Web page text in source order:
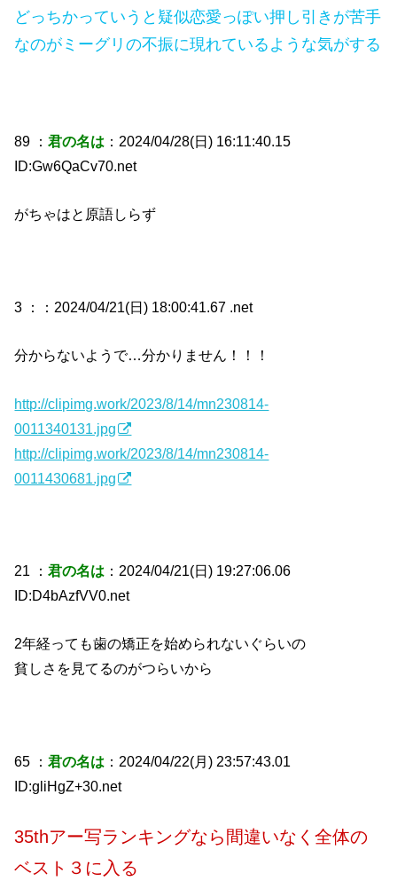
どっちかっていうと疑似恋愛っぽい押し引きが苦手
なのがミーグリの不振に現れているような気がする
89 ：君の名は ：2024/04/28(日) 16:11:40.15
ID:Gw6QaCv70.net
がちゃはと原語しらず
3 ： ：2024/04/21(日) 18:00:41.67 .net
分からないようで…分かりません！！！
http://clipimg.work/2023/8/14/mn230814-
0011340131.jpg
http://clipimg.work/2023/8/14/mn230814-
0011430681.jpg
21 ：君の名は ：2024/04/21(日) 19:27:06.06
ID:D4bAzfVV0.net
2年経っても歯の矯正を始められないぐらいの
貧しさを見てるのがつらいから
65 ：君の名は ：2024/04/22(月) 23:57:43.01
ID:gliHgZ+30.net
35thアー写ランキングなら間違いなく全体の
ベスト３に入る